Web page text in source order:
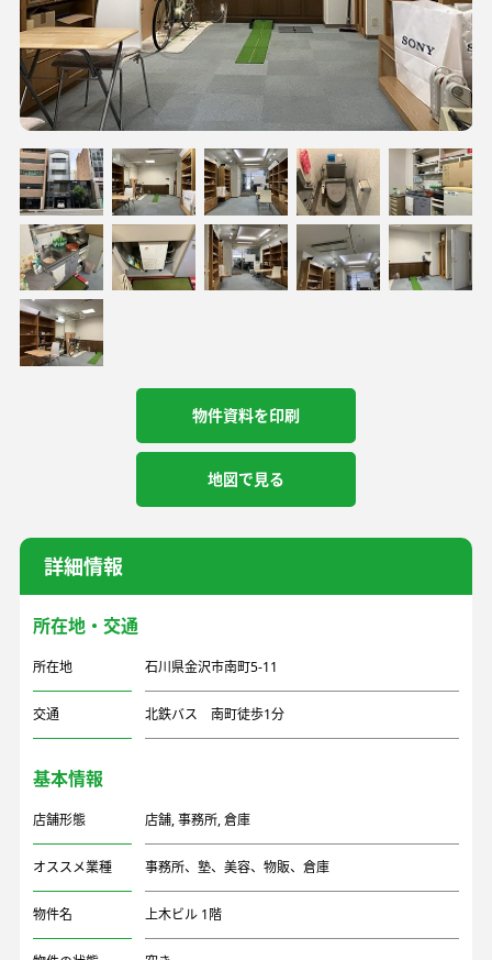
物件資料を印刷
地図で見る
詳細情報
所在地・交通
所在地 石川県金沢市南町5-11
交通 北鉄バス 南町徒歩1分
基本情報
店舗形態 店舗,事務所,倉庫
オススメ業種 事務所、塾、美容、物販、倉庫
物件名 上木ビル 1階